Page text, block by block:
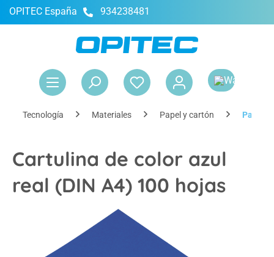
principal
OPITEC España 934238481
Tecnología Materiales Papel y cartón Papel y
Cartulina de color azul
real (DIN A4) 100 hojas
Omitir galería de imágenes